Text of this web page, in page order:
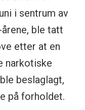
i sentrum av
ble tatt
etter at en
narkotiske
beslaglagt,
på forholdet.